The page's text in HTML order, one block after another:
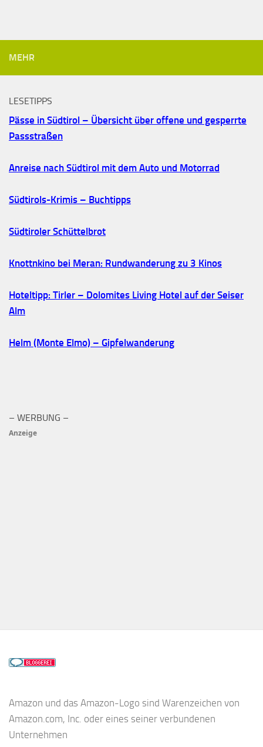
MEHR
LESETIPPS
Pässe in Südtirol – Übersicht über offene und gesperrte
Passstraßen
Anreise nach Südtirol mit dem Auto und Motorrad
Südtirols-Krimis – Buchtipps
Südtiroler Schüttelbrot
Knottnkino bei Meran: Rundwanderung zu 3 Kinos
Hoteltipp: Tirler – Dolomites Living Hotel auf der Seiser
Alm
Helm (Monte Elmo) – Gipfelwanderung
– WERBUNG –
Anzeige
Amazon und das Amazon-Logo sind Warenzeichen von
Amazon.com, Inc. oder eines seiner verbundenen
Unternehmen